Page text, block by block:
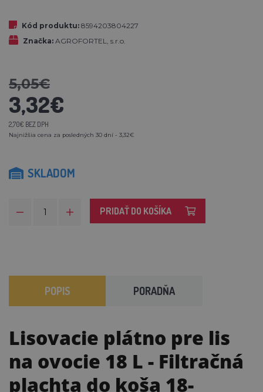
Kód produktu: 8594203804227
Značka: AGROFORTEL, s.r.o.
5,05€
3,32€
2,70€ BEZ DPH
Najnižšia cena za posledných 30 dní - 3,32€
SKLADOM
PRIDAŤ DO KOŠÍKA
POPIS PORADŇA
Lisovacie plátno pre lis
na ovocie 18 L - Filtračná
plachta do koša 18-